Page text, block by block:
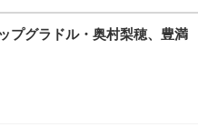
プグラドル・奥村梨穂、豊満